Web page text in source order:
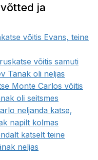
ja
võitis Evans, teine
võitis samuti
Tänak oli neljas
Monte Carlos võitis
oli seitsmes
neljanda katse,
napilt kolmas
katselt teine
neljas